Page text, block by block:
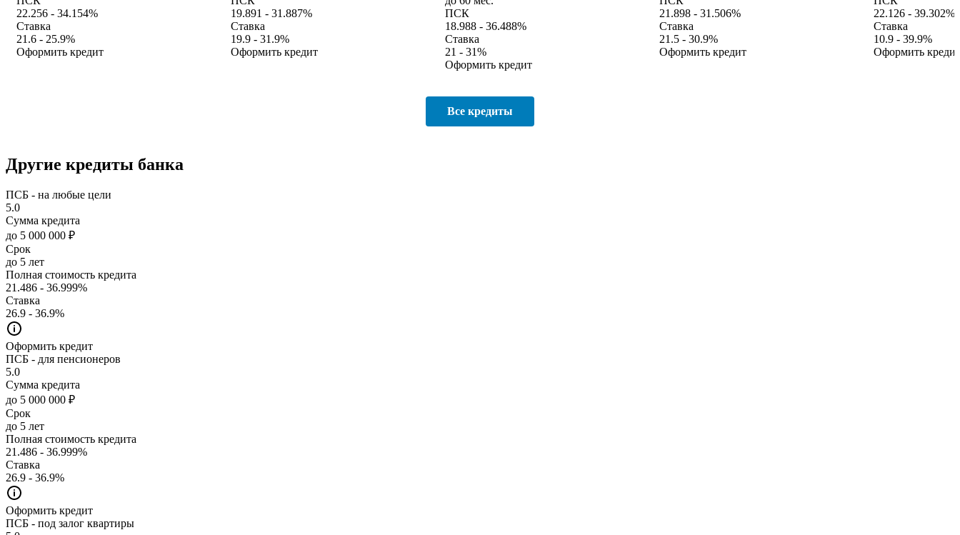
22.256 - 34.154%
Ставка
21.6 - 25.9%
Оформить кредит
19.891 - 31.887%
Ставка
19.9 - 31.9%
Оформить кредит
ПСК
18.988 - 36.488%
Ставка
21 - 31%
Оформить кредит
21.898 - 31.506%
Ставка
21.5 - 30.9%
Оформить кредит
22.126 - 39.302%
Ставка
10.9 - 39.9%
Оформить кредит
Все кредиты
Другие кредиты банка
ПСБ - на любые цели
5.0
Сумма кредита
до 5 000 000 ₽
Срок
до 5 лет
Полная стоимость кредита
21.486 - 36.999%
Ставка
26.9 - 36.9%
Оформить кредит
ПСБ - для пенсионеров
5.0
Сумма кредита
до 5 000 000 ₽
Срок
до 5 лет
Полная стоимость кредита
21.486 - 36.999%
Ставка
26.9 - 36.9%
Оформить кредит
ПСБ - под залог квартиры